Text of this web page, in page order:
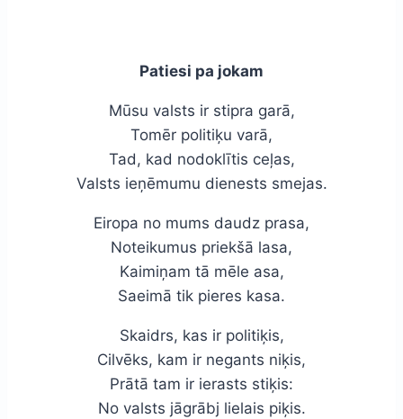
Patiesi pa jokam
Mūsu valsts ir stipra garā,
Tomēr politiķu varā,
Tad, kad nodoklītis ceļas,
Valsts ieņēmumu dienests smejas.
Eiropa no mums daudz prasa,
Noteikumus priekšā lasa,
Kaimiņam tā mēle asa,
Saeimā tik pieres kasa.
Skaidrs, kas ir politiķis,
Cilvēks, kam ir negants niķis,
Prātā tam ir ierasts stiķis:
No valsts jāgrābj lielais piķis.